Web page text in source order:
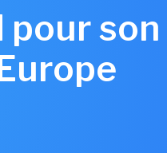
pour son